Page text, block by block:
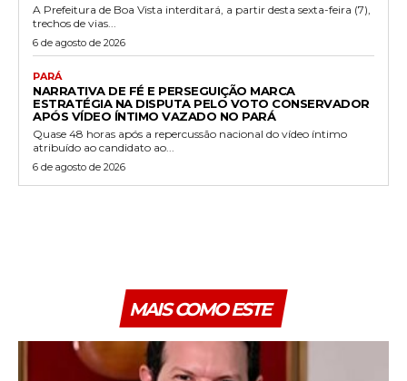
A Prefeitura de Boa Vista interditará, a partir desta sexta-feira (7),
trechos de vias...
6 de agosto de 2026
PARÁ
NARRATIVA DE FÉ E PERSEGUIÇÃO MARCA
ESTRATÉGIA NA DISPUTA PELO VOTO CONSERVADOR
APÓS VÍDEO ÍNTIMO VAZADO NO PARÁ
Quase 48 horas após a repercussão nacional do vídeo íntimo
atribuído ao candidato ao...
6 de agosto de 2026
MAIS COMO ESTE